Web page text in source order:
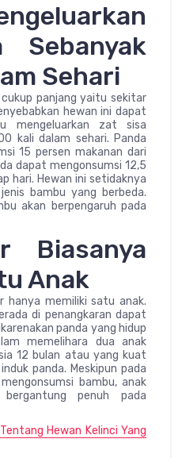
Sebanyak
Sehari
panjang yaitu sekitar
hewan ini dapat
mengeluarkan zat sisa
kali dalam sehari. Panda
15 persen makanan dari
dapat mengonsumsi 12,5
hari. Hewan ini setidaknya
bambu yang berbeda.
akan berpengaruh pada
Biasanya
Anak
hanya memiliki satu anak.
di penangkaran dapat
panda yang hidup
memelihara dua anak
12 bulan atau yang kuat
panda. Meskipun pada
bambu, anak
penuh pada
Hewan Kelinci Yang